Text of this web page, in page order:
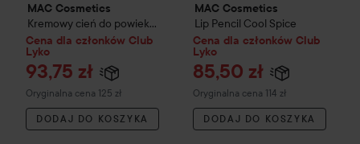
MAC Cosmetics
Kremowy cień do powiek
Pro Longwear Paint Pot
Painterly
Cena dla członków Club
Lyko
93,75 zł
Oryginalna cena 125 zł
Cena regularna 125 zł
DODAJ DO KOSZYKA
MAC Cosmetics
Lip Pencil Cool Spice
Cena dla członków Club
Lyko
85,50 zł
Oryginalna cena 114 zł
Cena regularna 114 zł
DODAJ DO KOSZYKA